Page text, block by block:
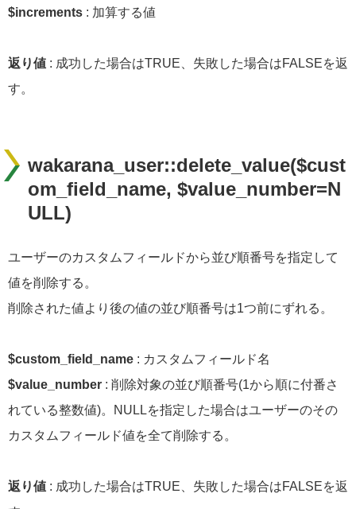
$increments : 加算する値
返り値 : 成功した場合はTRUE、失敗した場合はFALSEを返
す。
wakarana_user::delete_value($cust
om_field_name, $value_number=N
ULL)
ユーザーのカスタムフィールドから並び順番号を指定して
値を削除する。
削除された値より後の値の並び順番号は1つ前にずれる。
$custom_field_name : カスタムフィールド名
$value_number : 削除対象の並び順番号(1から順に付番さ
れている整数値)。NULLを指定した場合はユーザーのその
カスタムフィールド値を全て削除する。
返り値 : 成功した場合はTRUE、失敗した場合はFALSEを返